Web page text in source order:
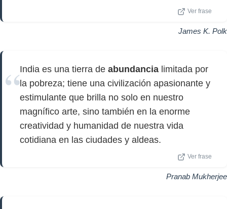
Ver frase
James K. Polk
India es una tierra de abundancia limitada por
la pobreza; tiene una civilización apasionante y
estimulante que brilla no solo en nuestro
magnífico arte, sino también en la enorme
creatividad y humanidad de nuestra vida
cotidiana en las ciudades y aldeas.
Ver frase
Pranab Mukherjee